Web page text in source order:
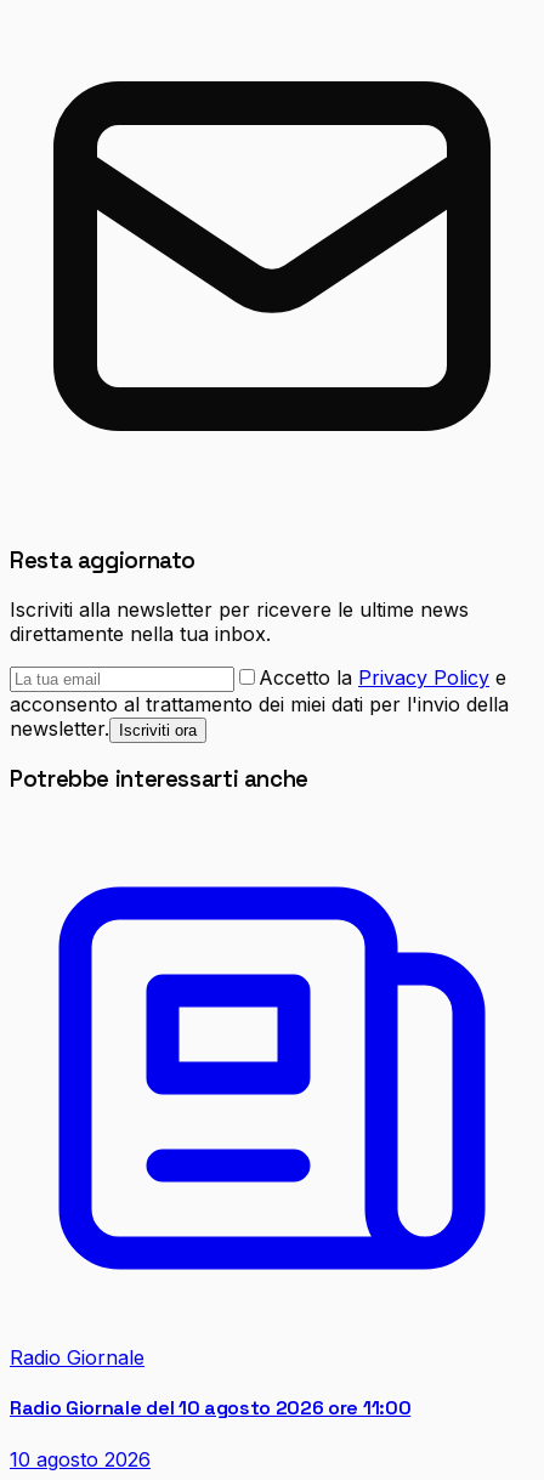
Resta aggiornato
Iscriviti alla newsletter per ricevere le ultime news
direttamente nella tua inbox.
Accetto la Privacy Policy e
acconsento al trattamento dei miei dati per l'invio della
newsletter.
Iscriviti ora
Potrebbe interessarti anche
Radio Giornale
Radio Giornale del 10 agosto 2026 ore 11:00
10 agosto 2026